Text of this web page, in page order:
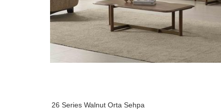
26 Series Walnut Orta Sehpa